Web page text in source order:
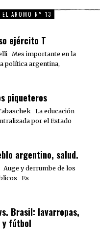
EL AROMO N° 13
ejército T
Mes importante en la
política argentina,
piqueteros
La educación
por el Estado
argentino, salud.
y derrumbe de los
Es
Brasil: lavarropas,
y fútbol